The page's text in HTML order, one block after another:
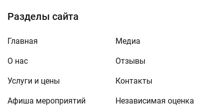
Разделы сайта
Главная
О нас
Услуги и цены
Афиша мероприятий
Медиа
Отзывы
Контакты
Независимая оценка